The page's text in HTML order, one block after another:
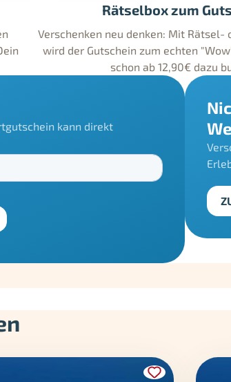
Rätselbox zum
Verschenken neu denken: Mit Rätsel-
wird der Gutschein zum echten
schon ab 12,90€ dazu
kann direkt